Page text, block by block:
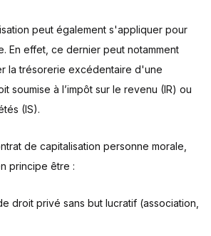
peut également s'appliquer pour
En effet, ce dernier peut notamment
la trésorerie excédentaire d'une
soumise à l’impôt sur le revenu (IR) ou
(IS).
de capitalisation personne morale,
principe être :
droit privé sans but lucratif (association,